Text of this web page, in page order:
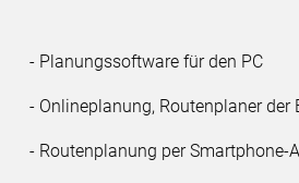
- Planungssoftware für den PC
- Onlineplanung, Routenplaner der
- Routenplanung per Smartphone-